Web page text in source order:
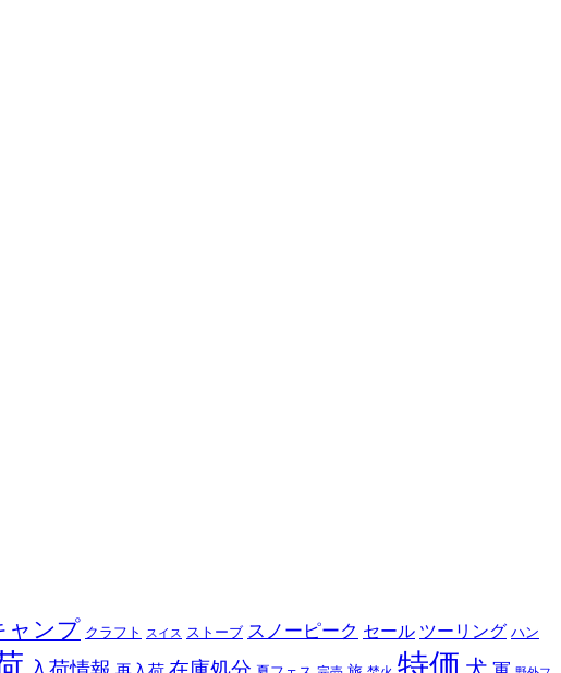
ャンプ クラフト スイス ストーブ スノーピーク セール ツーリング ハン
特価